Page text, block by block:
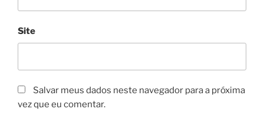
Site
Salvar meus dados neste navegador para a próxima
vez que eu comentar.